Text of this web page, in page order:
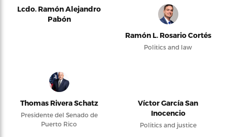
Lcdo. Ramón Alejandro
Pabón
Ramón L. Rosario Cortés
Politics and law
Thomas Rivera Schatz
Presidente del Senado de
Puerto Rico
Víctor García San
Inocencio
Politics and justice